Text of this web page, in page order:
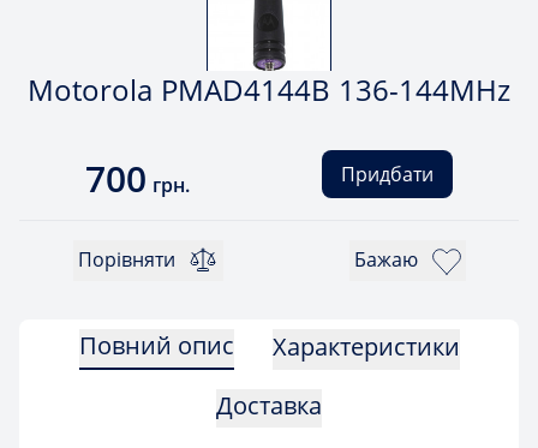
Motorola PMAD4144B 136-144MHz
700 грн. Придбати
Порівняти Бажаю
Повний опис
Характеристики
Доставка